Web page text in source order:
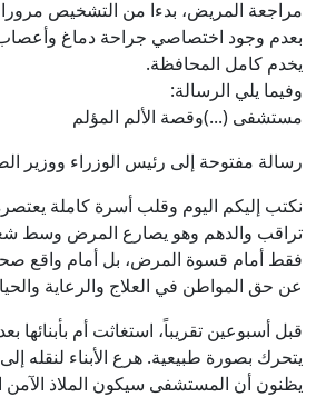
مراجعة المريض، بدءا من التشخيص مرورا
بعدم وجود اختصاصي جراحة دماغ
يخدم كامل المحافظة.
وفيما يلي الرسالة:
مستشفى (...)وقصة الألم المؤلم
رسالة مفتوحة إلى رئيس الوزراء ووزير
نكتب إليكم اليوم وقلب أسرة كاملة يعتصره
تراقب والدهم وهو يصارع المرض وسط
فقط أمام قسوة المرض، بل أمام واقع
عن حق المواطن في العلاج والرعاية
قبل أسبوعين تقريباً، استغاثت أم بأبنائها
يتحرك بصورة طبيعية. هرع الأبناء لنقله
يظنون أن المستشفى سيكون الملاذ الآمن